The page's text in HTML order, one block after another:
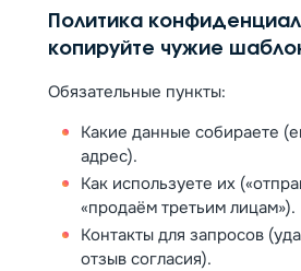
Политика
копируйте чужие
Обязательные пункты:
Какие данные собираете
адрес).
Как используете их
«продаём третьим лицам»).
Контакты для запросов
отзыв согласия).